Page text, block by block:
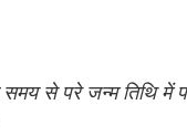
से परे जन्म तिथि में